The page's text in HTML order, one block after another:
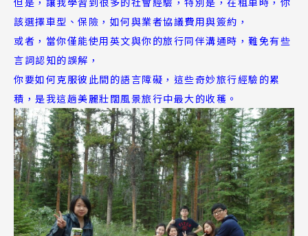
該選擇車型、保險，如何與業者協議費用與簽約，
或者，當你僅能使用英文與你的旅行同伴溝通時，難免有些
言詞認知的誤解，
你要如何克服彼此間的語言障礙，這些奇妙旅行經驗的累
積，是我這趟美麗壯闊風景旅行中最大的收穫。